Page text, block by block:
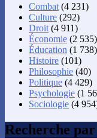
Combat (4 231)
Culture (292)
Droit (4 911)
Économie (2 535)
Éducation (1 738)
Histoire (101)
Philosophie (40)
Politique (4 429)
Psychologie (1
Sociologie (4
Recherche